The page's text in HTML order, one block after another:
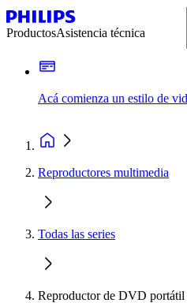
ProductosAsistencia técnica
Acá comienza un estilo de
Reproductores multimedia
Todas las series
Reproductor de DVD portátil